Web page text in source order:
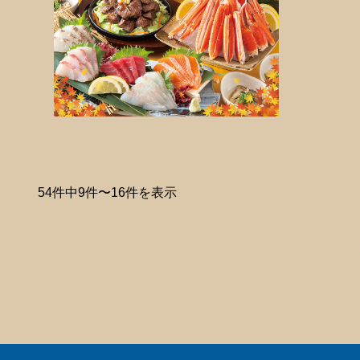
54件中9件〜16件を表示